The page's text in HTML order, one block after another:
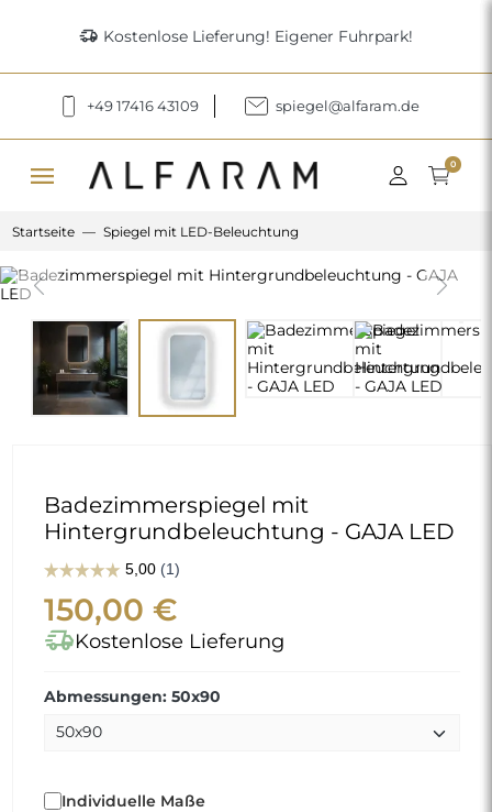
delivery_truck_speed Kostenlose Lieferung! Eigener Fuhrpark!
+49 17416 43109 spiegel@alfaram.de
menu 0
Startseite Spiegel mit LED-Beleuchtung
Previous Next
Badezimmerspiegel mit
Hintergrundbeleuchtung - GAJA LED
150,00 €
delivery_truck_speedKostenlose Lieferung
Abmessungen: 50x90
Individuelle Maße